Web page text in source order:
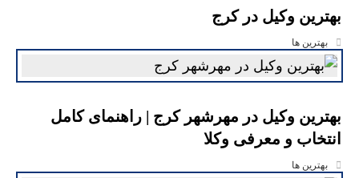
بهترین وکیل در کرج
بهترین ها
بهترین وکیل در مهرشهر کرج | راهنمای کامل
انتخاب و معرفی وکلا
بهترین ها